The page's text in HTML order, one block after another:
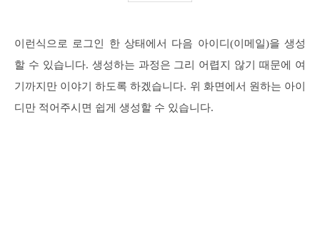
이런식으로 로그인 한 상태에서 다음 아이디(이메일)을 생성
할 수 있습니다. 생성하는 과정은 그리 어렵지 않기 때문에 여
기까지만 이야기 하도록 하겠습니다. 위 화면에서 원하는 아이
디만 적어주시면 쉽게 생성할 수 있습니다.